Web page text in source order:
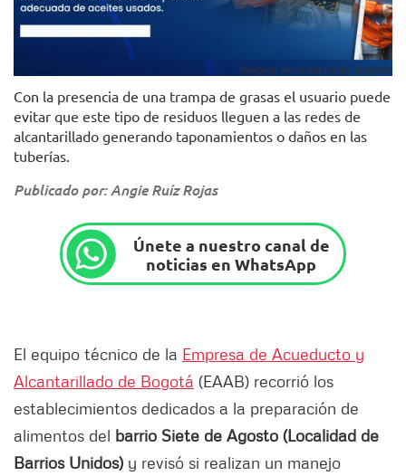
Imagen: Acueducto de Bogotá.
Con la presencia de una trampa de grasas el usuario puede
evitar que este tipo de residuos lleguen a las redes de
alcantarillado generando taponamientos o daños en las
tuberías.
Publicado por: Angie Ruíz Rojas
Únete a nuestro canal de
noticias en WhatsApp
El equipo técnico de la Empresa de Acueducto y
Alcantarillado de Bogotá (EAAB) recorrió los
establecimientos dedicados a la preparación de
alimentos del barrio Siete de Agosto (Localidad de
Barrios Unidos) y revisó si realizan un manejo